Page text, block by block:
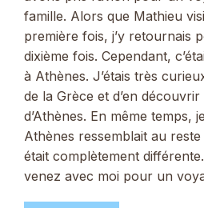
famille. Alors que Mathieu
première fois, j’y retournais
dixième fois. Cependant,
à Athènes. J’étais très
de la Grèce et d’en
d’Athènes. En même temps,
Athènes ressemblait au
était complètement
venez avec moi pour un